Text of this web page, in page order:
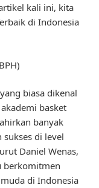
kali ini, kita
di Indonesia
biasa dikenal
basket
banyak
di level
Daniel Wenas,
berkomitmen
di Indonesia